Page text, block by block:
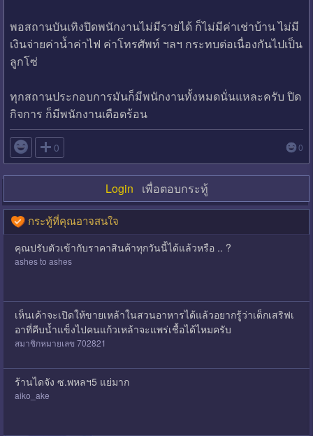
พอสถานบันเทิงปิดพนักงานไม่มีรายได้ ก็ไม่มีค่าเช่าบ้าน ไม่มี
เงินจ่ายค่าน้ำค่าไฟ ค่าโทรศัพท์ ฯลฯ กระทบต่อเนื่องกันไปเป็น
ลูกโซ่
ทุกสถานประกอบการมันก็มีพนักงานทั้งหมดนั่นแหละครับ ปิด
กิจการ ก็มีพนักงานเดือดร้อน
 0 0
Login เพื่อตอบกระทู้
กระทู้ที่คุณอาจสนใจ
คุณปรับตัวเข้ากับราคาสินค้าทุกวันนี้ได้แล้วหรือ .. ?
ashes to ashes
เห็นเค้าจะเปิดให้ขายเหล้าในสวนอาหารได้แล้วอยากรู้ว่าเด็กเสริฟเ
อาที่คีบน้ำแข็งไปคนแก้วเหล้าจะแพร่เชื้อได้ไหมครับ
สมาชิกหมายเลข 702821
ร้านไดจัง ซ.พหลฯ5 แย่มาก
aiko_ake